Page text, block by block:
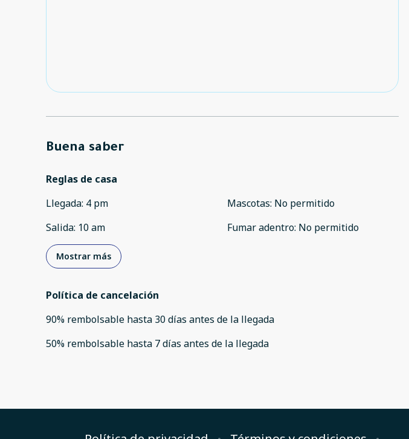
Buena saber
Reglas de casa
Llegada: 4 pm
Salida: 10 am
Mascotas: No permitido
Fumar adentro: No permitido
Mostrar más
Política de cancelación
90% rembolsable hasta 30 días antes de la llegada
50% rembolsable hasta 7 días antes de la llegada